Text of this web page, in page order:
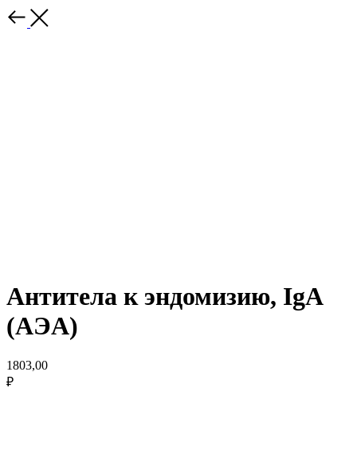
Антитела к эндомизию, IgA
(AЭA)
1803,00
₽